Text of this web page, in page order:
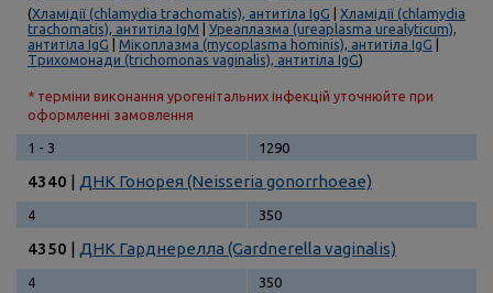
(Хламідії (chlamydia trachomatis), антитіла IgG
Хламідії (chlamydia
trachomatis), антитіла IgМ
Уреаплазма (ureaplasma urealyticum),
антитіла IgG
Мікоплазма (mycoplasma hominis), антитіла IgG
Трихомонади (trichomonas vaginalis), антитіла IgG)
* терміни виконання урогенітальних інфекцій уточнюйте при
оформленні замовлення
1 - 3 1290
4340 | ДНК Гонорея (Neisseria gonorrhoeae)
4 350
4350 | ДНК Гарднерелла (Gardnerella vaginalis)
4 350